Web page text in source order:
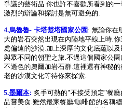
爭議的藝術品.你也許不喜歡所看到的
激烈的辯論和探討是無可避免的.
4.烏魯魯- 卡塔楚塔國家公園 : 無論你在
大的岩石突然出現在內陸地平線上時.
處偏遠的沙漠.加上深厚的文化底蘊以
與眾不同的朝聖之旅.不過這個國家公
不遜色的奧爾加岩石群.這裡還有神秘
老的沙漠文化等待你來探索.
5.墨爾本: 炙手可熱的"不接受預定"餐
品嘗美食.雖然最家餐廳/咖啡館的名稱